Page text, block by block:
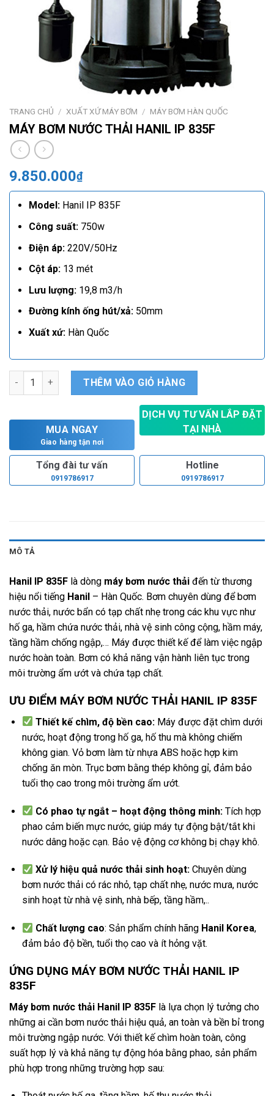
TRANG CHỦ / XUẤT XỨ MÁY BƠM / MÁY BƠM HÀN QUỐC
MÁY BƠM NƯỚC THẢI HANIL IP 835F
9.850.000₫
Model:Hanil IP 835F
Công suất:750w
Điện áp:220V/50Hz
Cột áp:13 mét
Lưu lượng:19,8 m3/h
Đường kính ống hút/xả:50mm
Xuất xứ:Hàn Quốc
Máy bơm nước thải Hanil IP 835F số lượng
THÊM VÀO GIỎ HÀNG
MUA NGAY
Giao hàng tận nơi
DỊCH VỤ TƯ VẤN LẮP ĐẶT
TẠI NHÀ
Tổng đài tư vấn
0919786917
Hotline
0919786917
MÔ TẢ
Hanil IP 835F là dòng máy bơm nước thải đến từ thương
hiệu nổi tiếng Hanil – Hàn Quốc. Bơm chuyên dùng để bơm
nước thải, nước bẩn có tạp chất nhẹ trong các khu vực như
hố ga, hầm chứa nước thải, nhà vệ sinh công cộng, hầm máy,
tầng hầm chống ngập,… Máy được thiết kế để làm việc ngập
nước hoàn toàn. Bơm có khả năng vận hành liên tục trong
môi trường ẩm ướt và chứa tạp chất.
ƯU ĐIỂM MÁY BƠM NƯỚC THẢI HANIL IP 835F
Thiết kế chìm, độ bền cao: Máy được đặt chìm dưới
nước, hoạt động trong hố ga, hố thu mà không chiếm
không gian. Vỏ bơm làm từ nhựa ABS hoặc hợp kim
chống ăn mòn. Trục bơm bằng thép không gỉ, đảm bảo
tuổi thọ cao trong môi trường ẩm ướt.
Có phao tự ngắt – hoạt động thông minh: Tích hợp
phao cảm biến mực nước, giúp máy tự động bật/tắt khi
nước dâng hoặc cạn. Bảo vệ động cơ không bị chạy khô.
Xử lý hiệu quả nước thải sinh hoạt: Chuyên dùng
bơm nước thải có rác nhỏ, tạp chất nhẹ, nước mưa, nước
sinh hoạt từ nhà vệ sinh, nhà bếp, tầng hầm,..
Chất lượng cao:Sản phẩm chính hãng Hanil Korea,
đảm bảo độ bền, tuổi thọ cao và ít hỏng vặt.
ỨNG DỤNG MÁY BƠM NƯỚC THẢI HANIL IP
835F
Máy bơm nước thải Hanil IP 835F là lựa chọn lý tưởng cho
những ai cần bơm nước thải hiệu quả, an toàn và bền bỉ trong
môi trường ngập nước. Với thiết kế chìm hoàn toàn, công
suất hợp lý và khả năng tự động hóa bằng phao, sản phẩm
phù hợp trong những trường hợp sau: